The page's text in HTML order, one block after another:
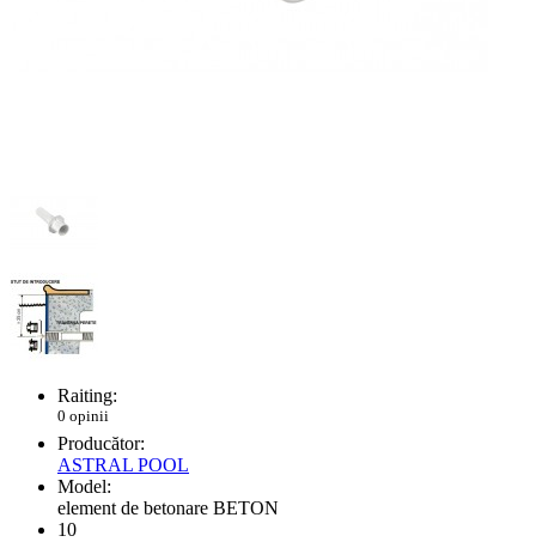
Raiting:
0 opinii
Producător:
ASTRAL POOL
Model:
element de betonare BETON
10